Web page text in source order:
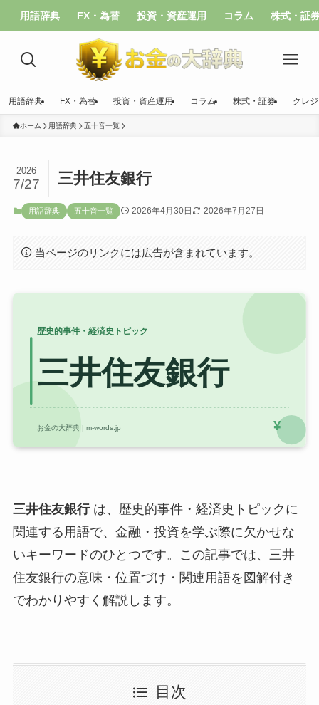
用語辞典 FX・為替 投資・資産運用 コラム 株式・証
用語辞典 FX・為替 投資・資産運用 コラム 株式・証券 クレ
ホーム 用語辞典 五十音一覧
三井住友銀行
2026
7/27
用語辞典 五十音一覧 2026年4月30日 2026年7月27日
当ページのリンクには広告が含まれています。
三井住友銀行は、歴史的事件・経済史トピックに
関連する用語で、金融・投資を学ぶ際に欠かせな
いキーワードのひとつです。この記事では、三井
住友銀行の意味・位置づけ・関連用語を図解付き
でわかりやすく解説します。
目次